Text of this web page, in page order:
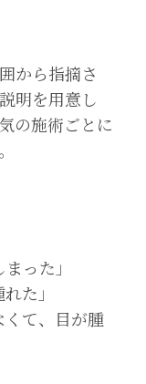
から指摘さ
明を用意し
の施術ごとに
った」
た」
くて、目が腫